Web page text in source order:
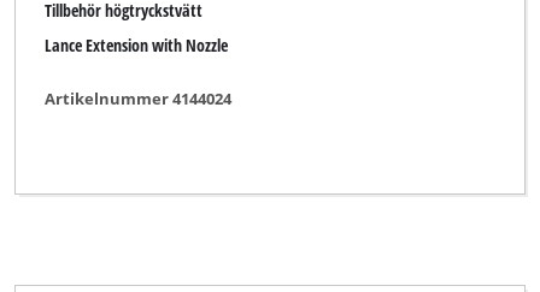
Tillbehör högtryckstvätt
Lance Extension with Nozzle
Artikelnummer 4144024